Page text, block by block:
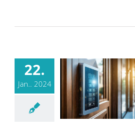
22.
Jan.. 2024